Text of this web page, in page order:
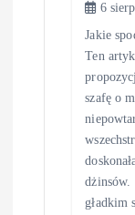
6
Jakie
Ten
szafę o
dżinsów.
gładkim